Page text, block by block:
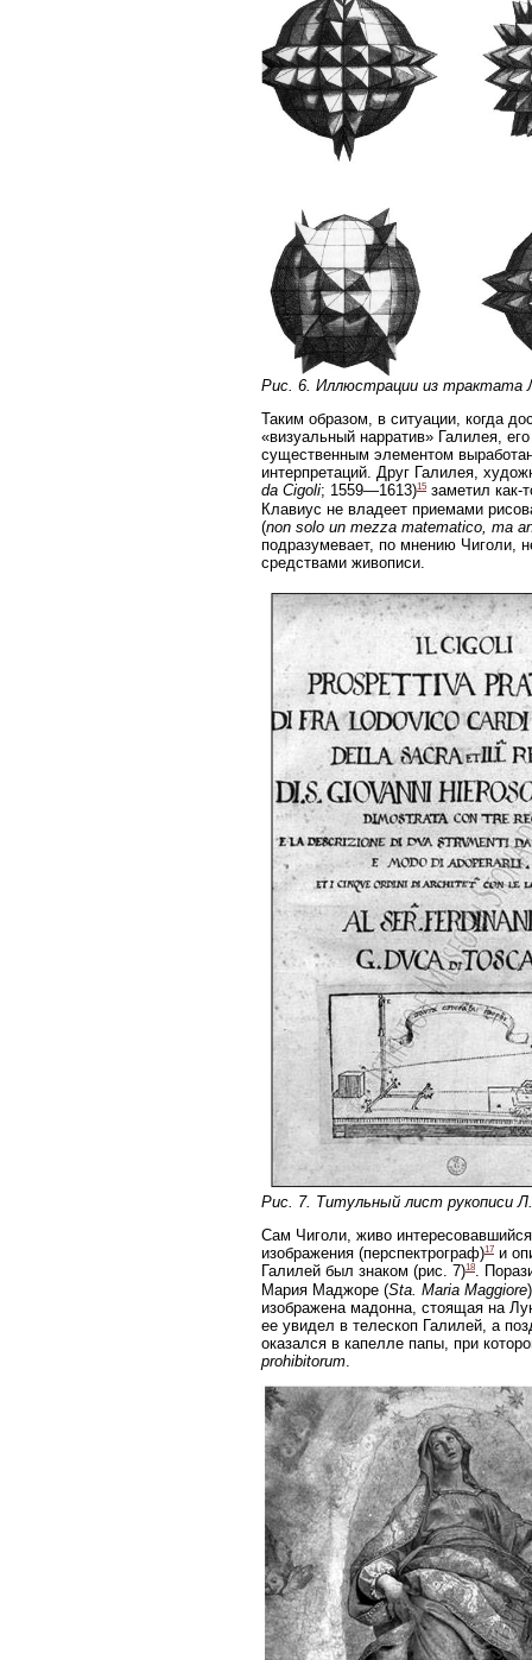
Рис. 6. Иллюстрации из трактата
Таким образом, в ситуации, когда
«визуальный нарратив» Галилея,
существенным элементом
интерпретаций. Друг Галилея,
da Cigoli; 1559—1613)15 заметил как-
Клавиус не владеет приемами
(non solo un mezza matematico, ma
подразумевает, по мнению Чиголи,
средствами живописи.
Рис. 7. Титульный лист рукописи
Сам Чиголи, живо
изображения (перспектрограф)17 и
Галилей был знаком (рис. 7)18.
Мария Маджоре (Sta. Maria Maggiore
изображена мадонна, стоящая на
ее увидел в телескоп Галилей, а
оказался в капелле папы, при
prohibitorum